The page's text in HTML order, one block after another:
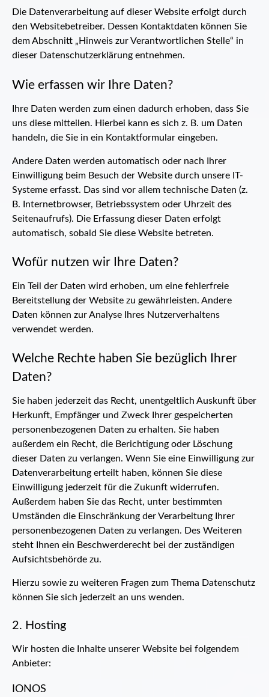
Die Datenverarbeitung auf dieser Website erfolgt durch
den Websitebetreiber. Dessen Kontaktdaten können Sie
dem Abschnitt „Hinweis zur Verantwortlichen Stelle“ in
dieser Datenschutzerklärung entnehmen.
Wie erfassen wir Ihre Daten?
Ihre Daten werden zum einen dadurch erhoben, dass Sie
uns diese mitteilen. Hierbei kann es sich z. B. um Daten
handeln, die Sie in ein Kontaktformular eingeben.
Andere Daten werden automatisch oder nach Ihrer
Einwilligung beim Besuch der Website durch unsere IT-
Systeme erfasst. Das sind vor allem technische Daten (z.
B. Internetbrowser, Betriebssystem oder Uhrzeit des
Seitenaufrufs). Die Erfassung dieser Daten erfolgt
automatisch, sobald Sie diese Website betreten.
Wofür nutzen wir Ihre Daten?
Ein Teil der Daten wird erhoben, um eine fehlerfreie
Bereitstellung der Website zu gewährleisten. Andere
Daten können zur Analyse Ihres Nutzerverhaltens
verwendet werden.
Welche Rechte haben Sie bezüglich Ihrer
Daten?
Sie haben jederzeit das Recht, unentgeltlich Auskunft über
Herkunft, Empfänger und Zweck Ihrer gespeicherten
personenbezogenen Daten zu erhalten. Sie haben
außerdem ein Recht, die Berichtigung oder Löschung
dieser Daten zu verlangen. Wenn Sie eine Einwilligung zur
Datenverarbeitung erteilt haben, können Sie diese
Einwilligung jederzeit für die Zukunft widerrufen.
Außerdem haben Sie das Recht, unter bestimmten
Umständen die Einschränkung der Verarbeitung Ihrer
personenbezogenen Daten zu verlangen. Des Weiteren
steht Ihnen ein Beschwerderecht bei der zuständigen
Aufsichtsbehörde zu.
Hierzu sowie zu weiteren Fragen zum Thema Datenschutz
können Sie sich jederzeit an uns wenden.
2. Hosting
Wir hosten die Inhalte unserer Website bei folgendem
Anbieter:
IONOS